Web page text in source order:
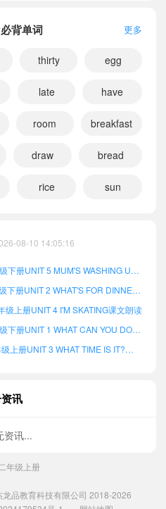
背单词 更多
thirty egg
late have
room breakfast
draw bread
rice sun
08-10 14:05:16
广州版一年级下册UNIT 2 WHAT'S FOR DINNER?课文朗读
级上册UNIT 4 I'M SKATING课文朗读
广州版二年级下册UNIT 1 WHAT CAN YOU DO?课文朗读
广州版一年级上册UNIT 3 WHAT TIME IS IT?课文朗读
级下册UNIT 4 I'M SKATING课文朗读
级上册VOCABULARY课文朗读
讯
资讯...
年级上册
品教育科技有限公司 2018-2026